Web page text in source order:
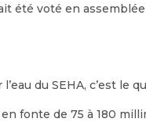
été voté en
du SEHA, c’est le
fonte de 75 à 180